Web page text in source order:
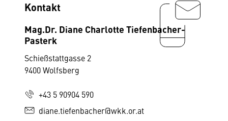
Kontakt
Mag.Dr. Diane Charlotte Tiefenbacher-
Pasterk
Schießstattgasse 2
9400 Wolfsberg
+43 5 90904 590
diane.tiefenbacher@wkk.or.at